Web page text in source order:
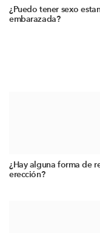
¿Puedo tener sexo
embarazada?
¿Hay alguna forma de
erección?